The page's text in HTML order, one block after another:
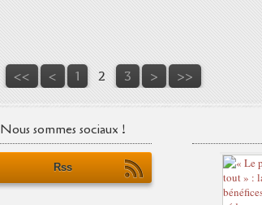
<< < 1 2 3 > >>
Nous sommes sociaux !
Rss